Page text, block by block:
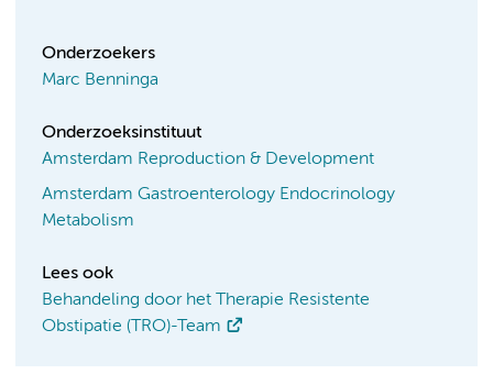
Onderzoekers
Marc Benninga
Onderzoeksinstituut
Amsterdam Reproduction & Development
Amsterdam Gastroenterology Endocrinology
Metabolism
Lees ook
Behandeling door het Therapie Resistente
Obstipatie (TRO)-Team